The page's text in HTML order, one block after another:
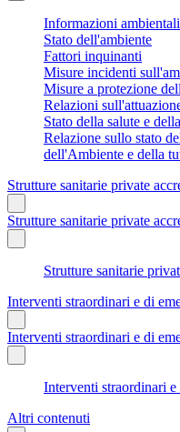
Informazioni ambientali
Stato dell'ambiente
Fattori inquinanti
Misure incidenti
Misure a protezione
Relazioni
Stato della salute e
Relazione sullo stato
dell'Ambiente e della
Strutture sanitarie private
Strutture sanitarie private
Strutture sanitarie
Interventi straordinari e di
Interventi straordinari e di
Interventi straordinari e
Altri contenuti